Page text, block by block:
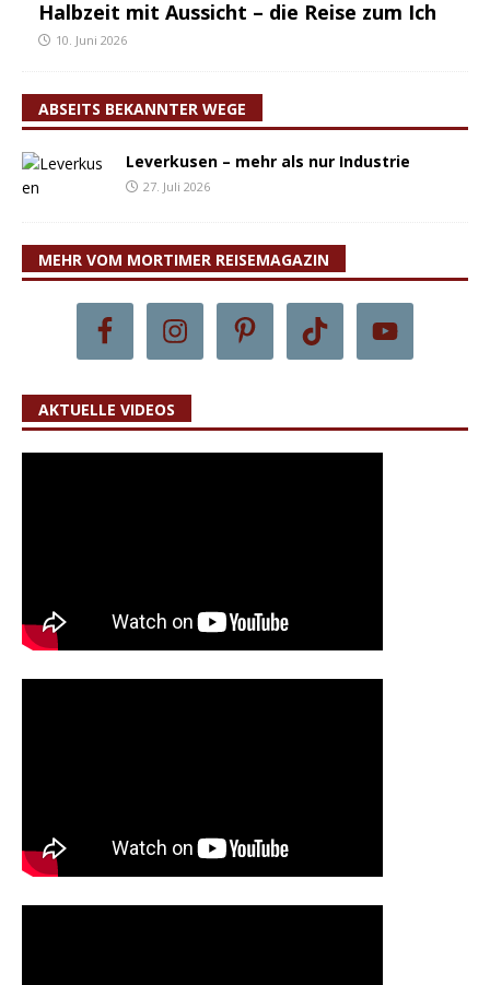
Halbzeit mit Aussicht – die Reise zum Ich
10. Juni 2026
ABSEITS BEKANNTER WEGE
Leverkusen – mehr als nur Industrie
27. Juli 2026
MEHR VOM MORTIMER REISEMAGAZIN
AKTUELLE VIDEOS